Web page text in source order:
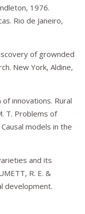
1976.
Rio de Janeiro,
of grownded
New York, Aldine,
of innovations. Rural
T. Problems of
models in the
and its
R. E. &
development.